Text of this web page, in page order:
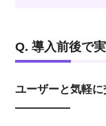
Q. 導入前後で
ユーザーと気軽